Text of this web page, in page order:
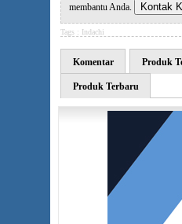
membantu Anda.
Kontak
Tags : Indachi
Komentar Produk
Produk Terbaru